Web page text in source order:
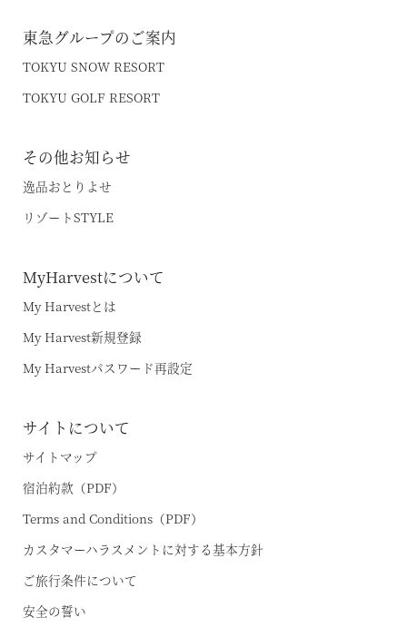
東急グループのご案内
TOKYU SNOW RESORT
TOKYU GOLF RESORT
その他お知らせ
逸品おとりよせ
リゾートSTYLE
MyHarvestについて
My Harvestとは
My Harvest新規登録
My Harvestパスワード再設定
サイトについて
サイトマップ
宿泊約款（PDF）
Terms and Conditions（PDF）
カスタマーハラスメントに対する基本方針
ご旅行条件について
安全の誓い